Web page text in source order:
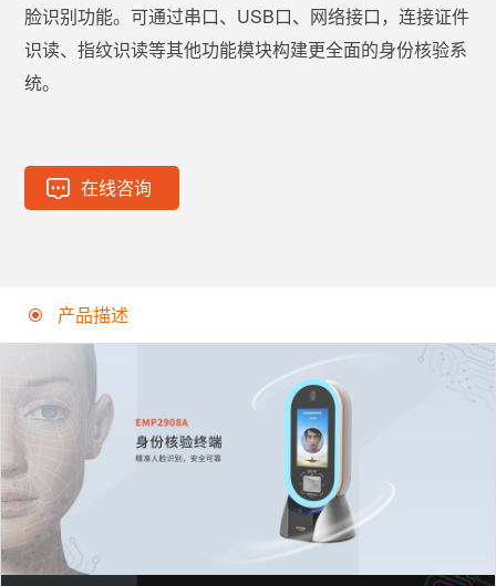
脸识别功能。可通过串口、USB口、网络接口，连接证件
识读、指纹识读等其他功能模块构建更全面的身份核验系
统。
在线咨询
产品描述